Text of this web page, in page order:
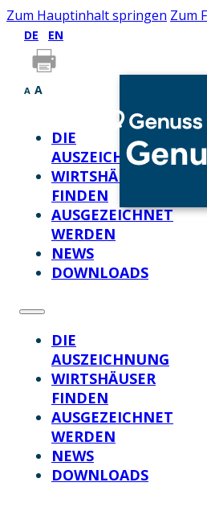
Zum Hauptinhalt springen Zum
DE EN
A A
DIE
AUSZEICHNUNG
WIRTSHÄUSER
FINDEN
AUSGEZEICHNET
WERDEN
NEWS
DOWNLOADS
DIE
AUSZEICHNUNG
WIRTSHÄUSER
FINDEN
AUSGEZEICHNET
WERDEN
NEWS
DOWNLOADS